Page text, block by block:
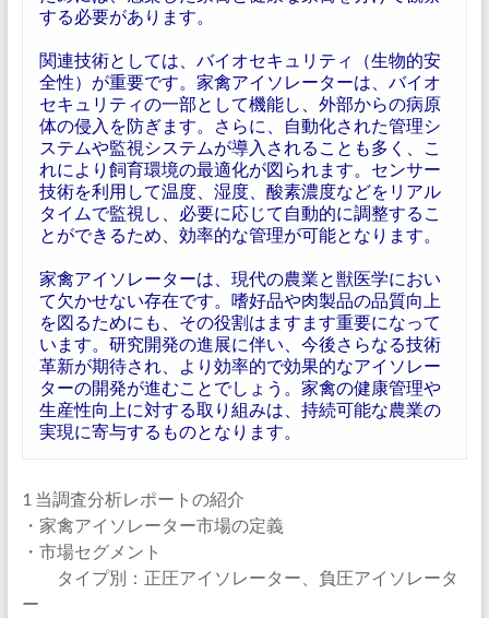
する必要があります。
関連技術としては、バイオセキュリティ（生物的安
全性）が重要です。家禽アイソレーターは、バイオ
セキュリティの一部として機能し、外部からの病原
体の侵入を防ぎます。さらに、自動化された管理シ
ステムや監視システムが導入されることも多く、こ
れにより飼育環境の最適化が図られます。センサー
技術を利用して温度、湿度、酸素濃度などをリアル
タイムで監視し、必要に応じて自動的に調整するこ
とができるため、効率的な管理が可能となります。
家禽アイソレーターは、現代の農業と獣医学におい
て欠かせない存在です。嗜好品や肉製品の品質向上
を図るためにも、その役割はますます重要になって
います。研究開発の進展に伴い、今後さらなる技術
革新が期待され、より効率的で効果的なアイソレー
ターの開発が進むことでしょう。家禽の健康管理や
生産性向上に対する取り組みは、持続可能な農業の
実現に寄与するものとなります。
1 当調査分析レポートの紹介
・家禽アイソレーター市場の定義
・市場セグメント
タイプ別：正圧アイソレーター、負圧アイソレータ
ー